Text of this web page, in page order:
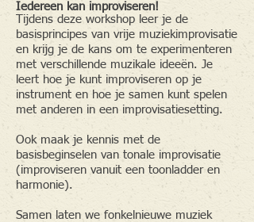
Iedereen kan improviseren!
Tijdens deze workshop leer je de
basisprincipes van vrije muziekimprovisatie
en krijg je de kans om te experimenteren
met verschillende muzikale ideeën. Je
leert hoe je kunt improviseren op je
instrument en hoe je samen kunt spelen
met anderen in een improvisatiesetting.
Ook maak je kennis met de
basisbeginselen van tonale improvisatie
(improviseren vanuit een toonladder en
harmonie).
Samen laten we fonkelnieuwe muziek